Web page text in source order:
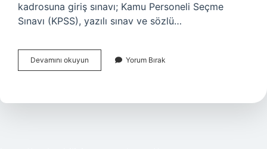
kadrosuna giriş sınavı; Kamu Personeli Seçme
Sınavı (KPSS), yazılı sınav ve sözlü…
Devamını okuyun Müfettiş
Olmak
Kpss
Yorum Bırak